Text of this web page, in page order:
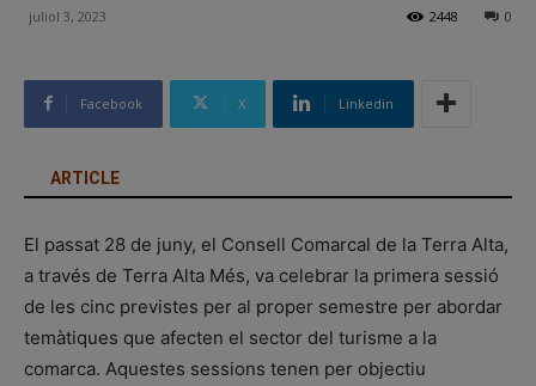
juliol 3, 2023 0
2448
Facebook X Linkedin
ARTICLE
El passat 28 de juny, el Consell Comarcal de la Terra Alta,
a través de Terra Alta Més, va celebrar la primera sessió
de les cinc previstes per al proper semestre per abordar
temàtiques que afecten el sector del turisme a la
comarca. Aquestes sessions tenen per objectiu